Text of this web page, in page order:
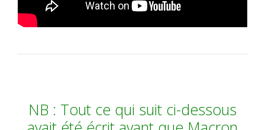
NB : Tout ce qui suit ci-dessous